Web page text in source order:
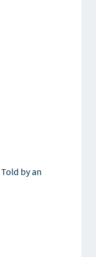
Told by an